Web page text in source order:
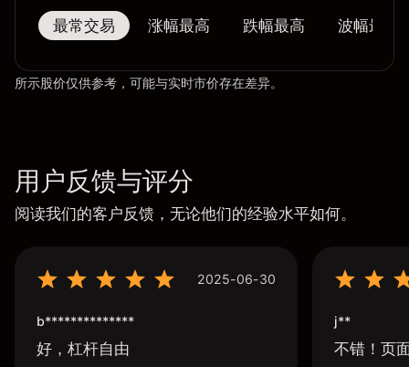
最常交易 涨幅最高 跌幅最高 波幅最大
所示股价仅供参考，可能与实时市价存在差异。
用户反馈与评分
阅读我们的客户反馈，无论他们的经验水平如何。
2025-06-30
b**************
好，杠杆自由
j**
不错！页